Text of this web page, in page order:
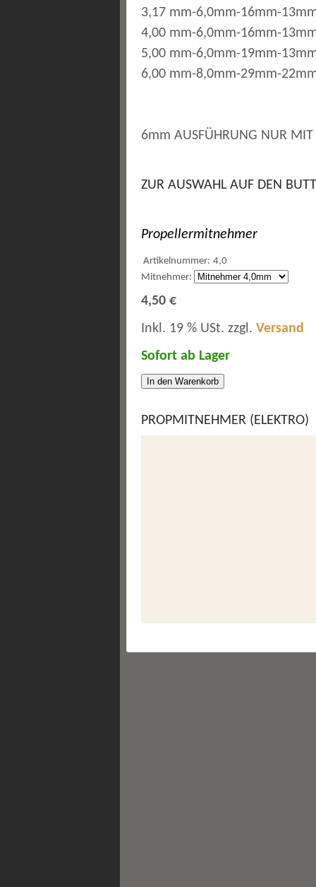
3,17 mm-6,0mm-16mm-
4,00 mm-6,0mm-16mm-
5,00 mm-6,0mm-19mm-
6,00 mm-8,0mm-29mm-
6mm AUSFÜHRUNG NUR MIT
ZUR AUSWAHL AUF DEN
Propellermitnehmer
Artikelnummer: 4,0
Mitnehmer:
4,50 €
Inkl. 19 % USt. zzgl. Versand
Sofort ab Lager
In den Warenkorb
PROPMITNEHMER (ELEKTRO)